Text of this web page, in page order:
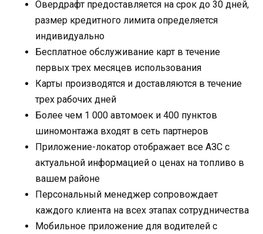
Овердрафт предоставляется на срок до 30 дней,
размер кредитного лимита определяется
индивидуально
Бесплатное обслуживание карт в течение
первых трех месяцев использования
Карты производятся и доставляются в течение
трех рабочих дней
Более чем 1 000 автомоек и 400 пунктов
шиномонтажа входят в сеть партнеров
Приложение-локатор отображает все АЗС с
актуальной информацией о ценах на топливо в
вашем районе
Персональный менеджер сопровождает
каждого клиента на всех этапах сотрудничества
Мобильное приложение для водителей с